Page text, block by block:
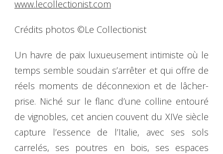
www.lecollectionist.com
Crédits photos ©Le Collectionist
Un havre de paix luxueusement intimiste où le
temps semble soudain s’arrêter et qui offre de
réels moments de déconnexion et de lâcher-
prise. Niché sur le flanc d’une colline entouré
de vignobles, cet ancien couvent du XIVe siècle
capture l’essence de l’Italie, avec ses sols
carrelés, ses poutres en bois, ses espaces